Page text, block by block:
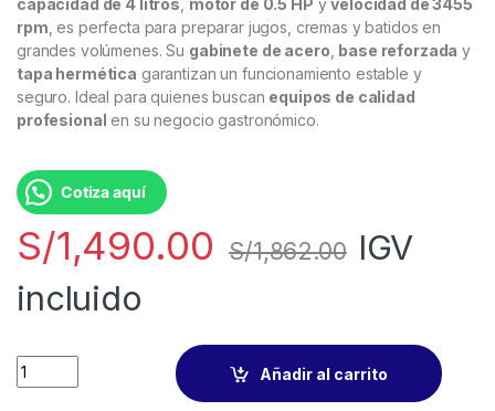
capacidad de 4 litros motor de 0.5 HP yvelocidad de 3455
rpm , es perfecta para preparar jugos, cremas y batidos en
grandes volúmenes. Su gabinete de acero base reforzada y
tapa hermética garantizan un funcionamiento estable y
seguro. Ideal para quienes buscan equipos de calidad
profesional en su negocio gastronómico.
Cotiza aquí
S/1,490.00 S/1,862.00 IGV
incluido
Añadir al carrito